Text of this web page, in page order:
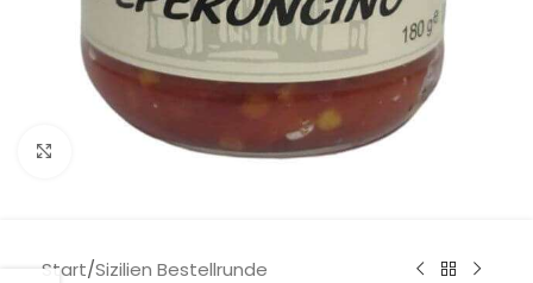
Klick zum Vergrößern
Start/Sizilien Bestellrunde